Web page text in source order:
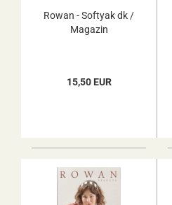
Rowan - Softyak dk /
Magazin
15,50 EUR